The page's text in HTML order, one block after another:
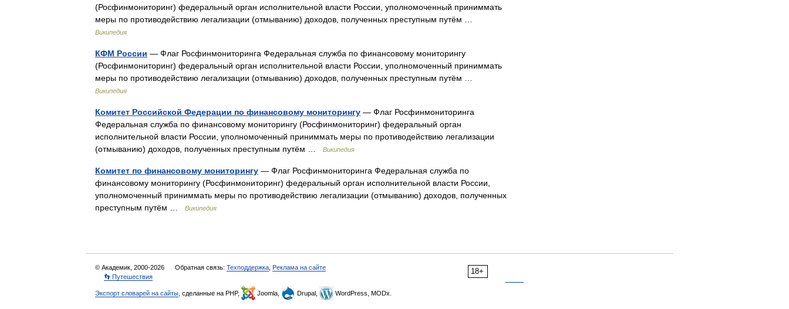
(Росфинмониторинг) федеральный орган исполнительной власти России, уполномоченный приниммать
меры по противодействию легализации (отмыванию) доходов, полученных преступным путём …
Википедия
КФМ России — Флаг Росфинмониторинга Федеральная служба по финансовому мониторингу
(Росфинмониторинг) федеральный орган исполнительной власти России, уполномоченный приниммать
меры по противодействию легализации (отмыванию) доходов, полученных преступным путём …
Википедия
Комитет Российской Федерации по финансовому мониторингу — Флаг Росфинмониторинга
Федеральная служба по финансовому мониторингу (Росфинмониторинг) федеральный орган
исполнительной власти России, уполномоченный приниммать меры по противодействию легализации
(отмыванию) доходов, полученных преступным путём …
Википедия
Комитет по финансовому мониторингу — Флаг Росфинмониторинга Федеральная служба по
финансовому мониторингу (Росфинмониторинг) федеральный орган исполнительной власти России,
уполномоченный приниммать меры по противодействию легализации (отмыванию) доходов, полученных
преступным путём …
Википедия
18+
© Академик, 2000-2026 Обратная связь: Техподдержка Реклама на сайте
👣 Путешествия
Экспорт словарей на сайты , сделанные на PHP, Joomla, Drupal, WordPress, MODx.